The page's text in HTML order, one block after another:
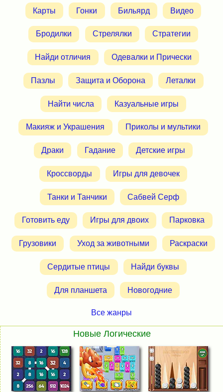
Карты Гонки Бильярд Видео
Бродилки Стрелялки Стратегии
Найди отличия Одевалки и Прически
Пазлы Защита и Оборона Леталки
Найти числа Казуальные игры
Макияж и Украшения Приколы и мультики
Драки Гадание Детские игры
Кроссворды Игры для девочек
Танки и Танчики Сабвей Серф
Готовить еду Игры для двоих Парковка
Грузовики Уход за животными Раскраски
Сердитые птицы Найди буквы
Для планшета Новогодние
Все жанры
Новые Логические